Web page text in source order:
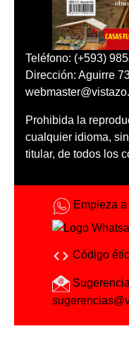
Teléfono: (+593)
Dirección: Aguirre
Prohibida la
cualquier idioma,
titular, de todos los
Empieza
Código